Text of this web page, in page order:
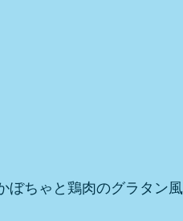
ぼちゃと鶏肉のグラタン